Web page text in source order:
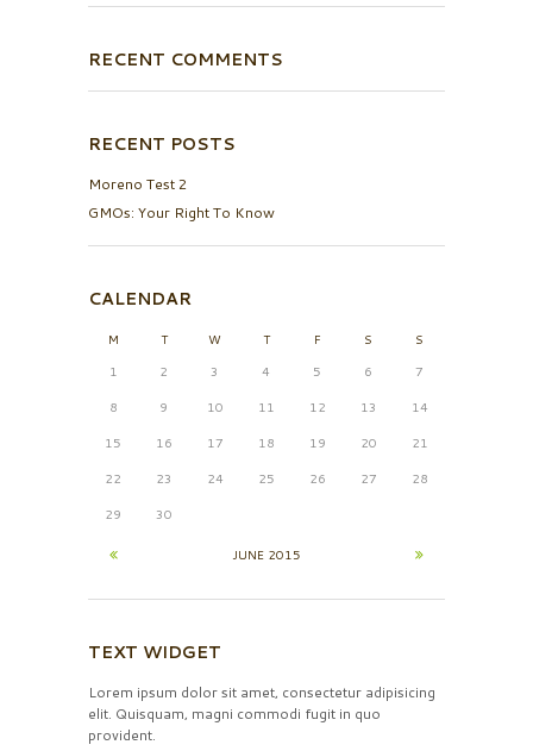
RECENT COMMENTS
RECENT POSTS
Moreno Test 2
GMOs: Your Right To Know
CALENDAR
M T W T F S
S
1
2 3 4 5 6 7
8 9 10 11 12 13 14
15 16 17 18 19 20 21
22 23 24 25 26 27 28
29 30
JUNE 2015
TEXT WIDGET
Lorem ipsum dolor sit amet, consectetur adipisicing
elit. Quisquam, magni commodi fugit in quo
provident.